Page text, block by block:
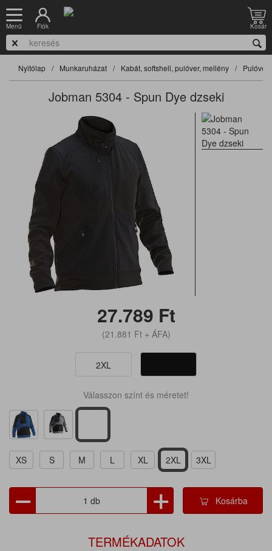
Menü Fiók Kosár
Nyitólap Munkaruházat Kabát, softshell, pulóver, mellény Pulóver
Jobman 5304 - Spun Dye dzseki
27.789 Ft
(21.881 Ft+ ÁFA)
2XL
Válasszon színt és méretet!
XS S M L XL 2XL 3XL
Kosárba
TERMÉKADATOK